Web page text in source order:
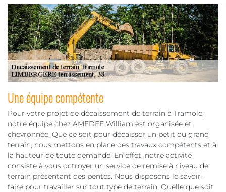
Une équipe compétente
Pour votre projet de décaissement de terrain à Tramole,
notre équipe chez AMEDEE William est organisée et
chevronnée. Que ce soit pour décaisser un petit ou grand
terrain, nous mettons en place des travaux compétents et à
la hauteur de toute demande. En effet, notre activité
consiste à vous octroyer un service de remise à niveau de
terrain présentant des pentes. Nous disposons le savoir-
faire pour travailler sur tout type de terrain. Quelle que soit